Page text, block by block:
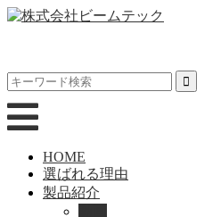
HOME
選ばれる理由
製品紹介